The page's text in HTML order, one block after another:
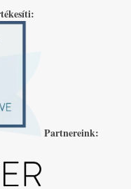
Partnereink: